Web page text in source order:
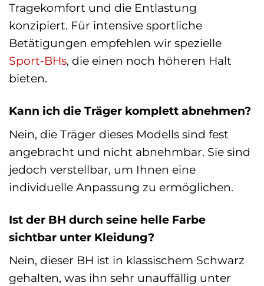
Tragekomfort und die Entlastung
konzipiert. Für intensive sportliche
Betätigungen empfehlen wir spezielle
Sport-BHs, die einen noch höheren Halt
bieten.
Kann ich die Träger komplett abnehmen?
Nein, die Träger dieses Modells sind fest
angebracht und nicht abnehmbar. Sie sind
jedoch verstellbar, um Ihnen eine
individuelle Anpassung zu ermöglichen.
Ist der BH durch seine helle Farbe
sichtbar unter Kleidung?
Nein, dieser BH ist in klassischem Schwarz
gehalten, was ihn sehr unauffällig unter